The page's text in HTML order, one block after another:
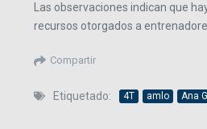
Las observaciones indican que
recursos otorgados a
Compartir
Etiquetado: 4T amlo Ana